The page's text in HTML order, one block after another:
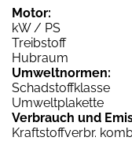
Motor:
kW / PS
Treibstoff
Hubraum
Umweltnormen:
Schadstoffklasse
Umweltplakette
Verbrauch und
Kraftstoffverbr.